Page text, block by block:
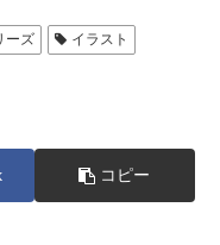
ーズ
イラスト
コピー